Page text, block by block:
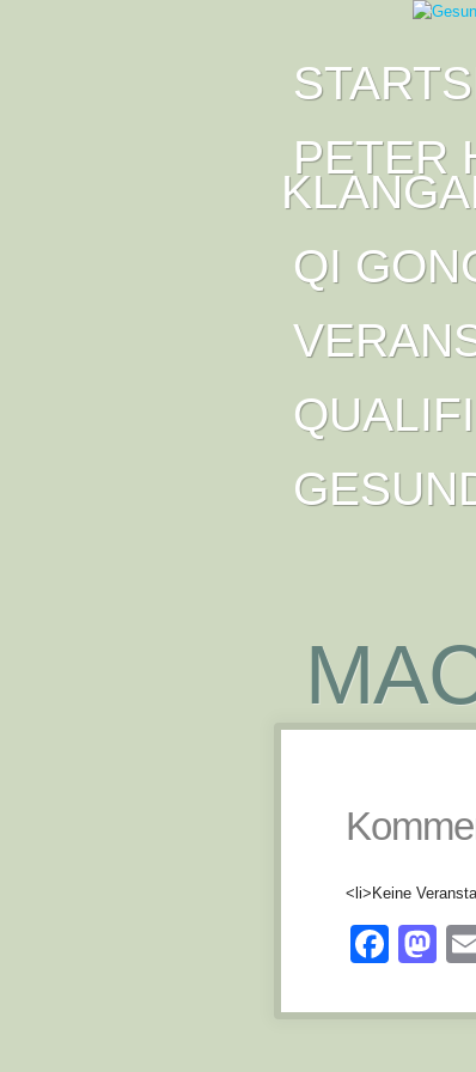
PETER
QI
<li>Keine